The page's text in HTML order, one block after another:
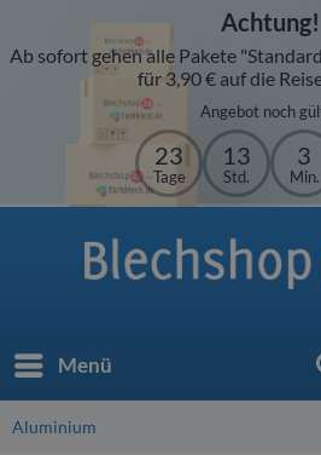
Achtung!
Ab sofort gehen alle Pakete
für 3,90 € auf die
Angebot noch
23
Tage
13
Std.
3
Min.
Menü
Aluminium